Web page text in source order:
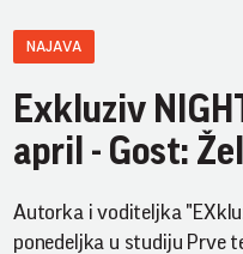
NAJAVA
Exkluziv
april - Gost:
Autorka i voditeljka
ponedeljka u studiju Prve